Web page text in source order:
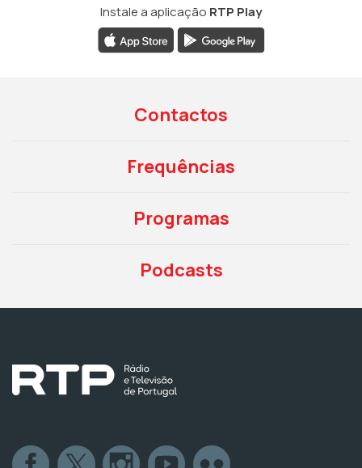
Instale a aplicação RTP Play
Contactos
Frequências
Programas
Podcasts